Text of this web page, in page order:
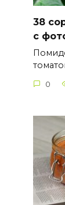
38
с
0